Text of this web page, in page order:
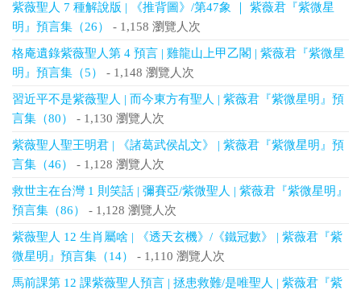
紫薇聖人 7 種解說版 | 《推背圖》/第47象 ｜ 紫薇君『紫微星
明』預言集（26）
- 1,158 瀏覽人次
格庵遺錄紫薇聖人第 4 預言 | 雞龍山上甲乙閣 | 紫薇君『紫微星
明』預言集（5）
- 1,148 瀏覽人次
習近平不是紫薇聖人 | 而今東方有聖人 | 紫薇君『紫微星明』預
言集（80）
- 1,130 瀏覽人次
紫薇聖人聖王明君 | 《諸葛武侯乩文》 | 紫薇君『紫微星明』預
言集（46）
- 1,128 瀏覽人次
救世主在台灣 1 則笑話 | 彌賽亞/紫微聖人 | 紫薇君『紫微星明』
預言集（86）
- 1,128 瀏覽人次
紫薇聖人 12 生肖屬啥 | 《透天玄機》/《鐵冠數》 | 紫薇君『紫
微星明』預言集（14）
- 1,110 瀏覽人次
馬前課第 12 課紫薇聖人預言 | 拯患救難/是唯聖人 | 紫薇君『紫